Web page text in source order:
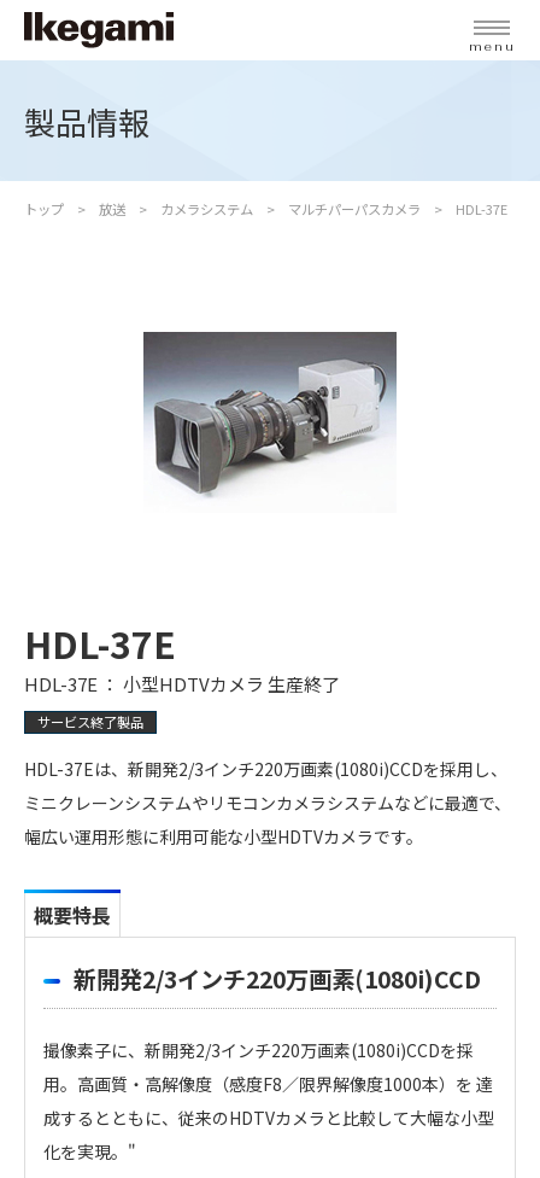
menu
製品情報
トップ 放送 カメラシステム マルチパーパスカメラ HDL-37E ：
HDL-37E
HDL-37E ： 小型HDTVカメラ 生産終了
サービス終了製品
HDL-37Eは、新開発2/3インチ220万画素(1080i)CCDを採用し、
ミニクレーンシステムやリモコンカメラシステムなどに最適で、
幅広い運用形態に利用可能な小型HDTVカメラです。
概要特長
新開発2/3インチ220万画素(1080i)CCD
撮像素子に、新開発2/3インチ220万画素(1080i)CCDを採
用。高画質・高解像度（感度F8／限界解像度1000本）を 達
成するとともに、従来のHDTVカメラと比較して大幅な小型
化を実現。"